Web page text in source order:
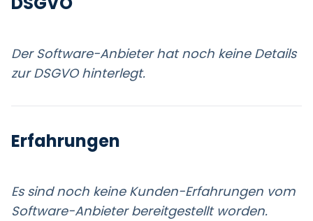
Der Software-Anbieter hat noch keine Details
zur DSGVO hinterlegt.
Erfahrungen
Es sind noch keine Kunden-Erfahrungen vom
Software-Anbieter bereitgestellt worden.